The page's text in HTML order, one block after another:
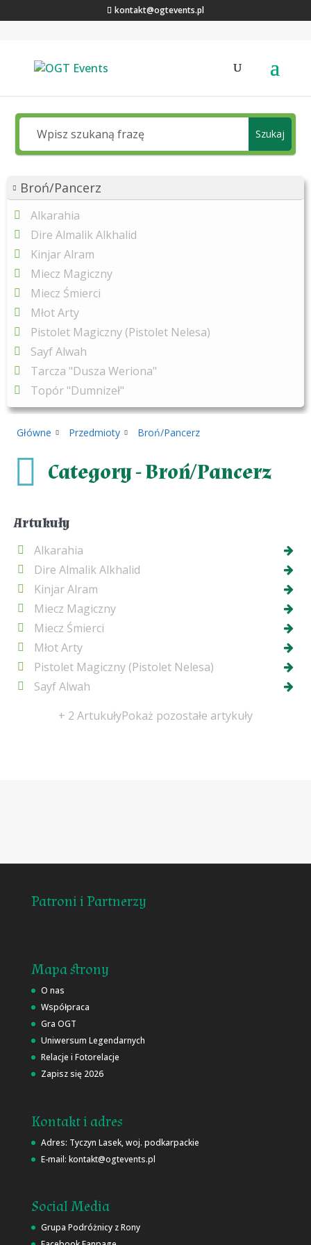
kontakt@ogtevents.pl
Jakiej wiedzy o Ronie szukasz?
Szukaj
Broń/Pancerz
Alkarahia
Dire Almalik Alkhalid
Kinjar Alram
Miecz Magiczny
Miecz Śmierci
Młot Arty
Pistolet Magiczny (Pistolet Nelesa)
Sayf Alwah
Tarcza "Dusza Weriona"
Topór "Dumnizeł"
Główne Przedmioty Broń/Pancerz
Category - Broń/Pancerz
Artukuły
Alkarahia
Dire Almalik Alkhalid
Kinjar Alram
Miecz Magiczny
Miecz Śmierci
Młot Arty
Pistolet Magiczny (Pistolet Nelesa)
Sayf Alwah
+ 2 ArtukułyPokaż pozostałe artykuły
Patroni i Partnerzy
Mapa strony
O nas
Współpraca
Gra OGT
Uniwersum Legendarnych
Relacje i Fotorelacje
Zapisz się 2026
Kontakt i adres
Adres: Tyczyn Lasek, woj. podkarpackie
E-mail: kontakt@ogtevents.pl
Social Media
Grupa Podróżnicy z Rony